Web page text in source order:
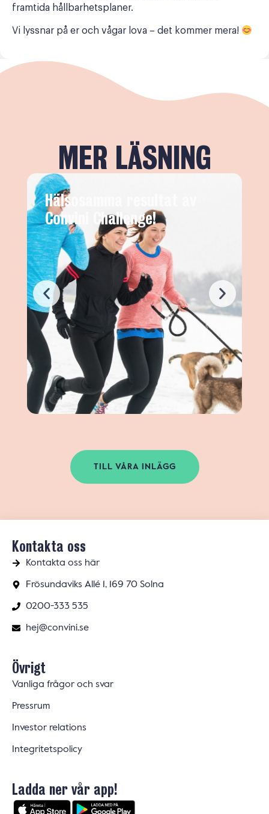
framtida hållbarhetsplaner.
Vi lyssnar på er och vågar lova – det kommer mera!
MER LÄSNING
Hälsosamma resultat av
Convini Challenge!
TILL VÅRA INLÄGG
Kontakta oss
Kontakta oss här
Frösundaviks Allé 1, 169 70 Solna
0200-333 535
hej@convini.se
Övrigt
Vanliga frågor och svar
Pressrum
Investor relations
Integritetspolicy
Ladda ner vår app!